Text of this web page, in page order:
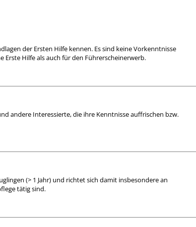
der Ersten Hilfe kennen. Es sind keine Vorkenntnisse
Hilfe als auch für den Führerscheinerwerb.
andere Interessierte, die ihre Kenntnisse auffrischen bzw.
(> 1 Jahr) und richtet sich damit insbesondere an
tätig sind.